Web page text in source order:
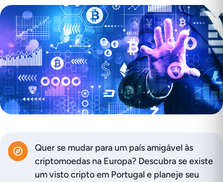
Quer se mudar para um país amigável às
criptomoedas na Europa? Descubra se existe
um visto cripto em Portugal e planeje seu